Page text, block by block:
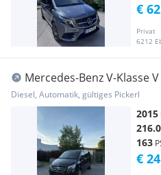
Privat
6212
€
Mercedes-Benz V-Klasse
Diesel, Automatik, gültiges Pickerl
2015
163
€